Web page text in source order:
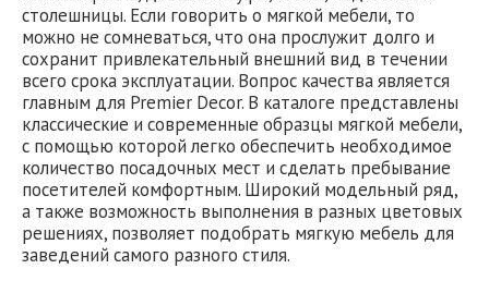
столешницы. Если говорить о мягкой мебели, то
можно не сомневаться, что она прослужит долго и
сохранит привлекательный внешний вид в течении
всего срока эксплуатации. Вопрос качества является
главным для Premier Decor. В каталоге представлены
классические и современные образцы мягкой мебели,
с помощью которой легко обеспечить необходимое
количество посадочных мест и сделать пребывание
посетителей комфортным. Широкий модельный ряд,
а также возможность выполнения в разных цветовых
решениях, позволяет подобрать мягкую мебель для
заведений самого разного стиля.